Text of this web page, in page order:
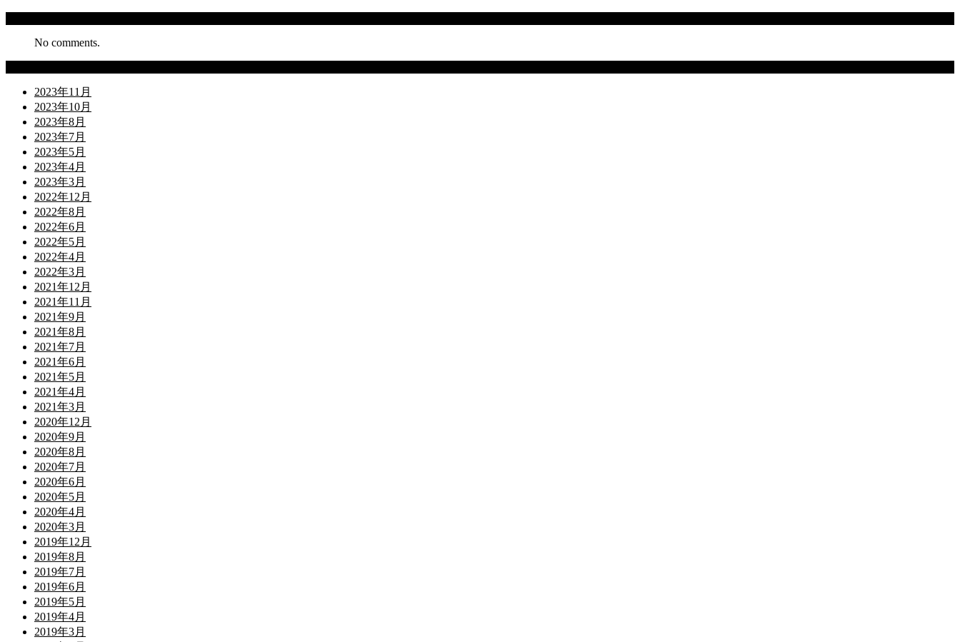
No comments.
2023年11月
2023年10月
2023年8月
2023年7月
2023年5月
2023年4月
2023年3月
2022年12月
2022年8月
2022年6月
2022年5月
2022年4月
2022年3月
2021年12月
2021年11月
2021年9月
2021年8月
2021年7月
2021年6月
2021年5月
2021年4月
2021年3月
2020年12月
2020年9月
2020年8月
2020年7月
2020年6月
2020年5月
2020年4月
2020年3月
2019年12月
2019年8月
2019年7月
2019年6月
2019年5月
2019年4月
2019年3月